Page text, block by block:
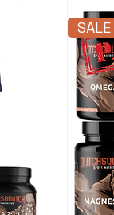
SALE